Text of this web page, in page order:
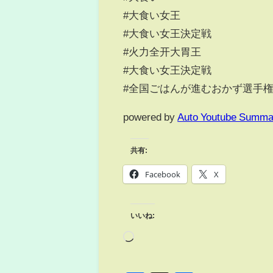
#大食い女王
#大食い女王決定戦
#火力全开大胃王
#大食い女王決定戦
#全国ごはんが進むおかず選手権
powered by Auto Youtube
共有:
Facebook X
いいね: